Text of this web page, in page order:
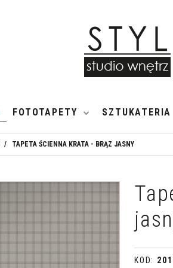
FOTOTAPETY SZTUKATERIA
/ TAPETA ŚCIENNA KRATA - BRĄZ JASNY
KOD: